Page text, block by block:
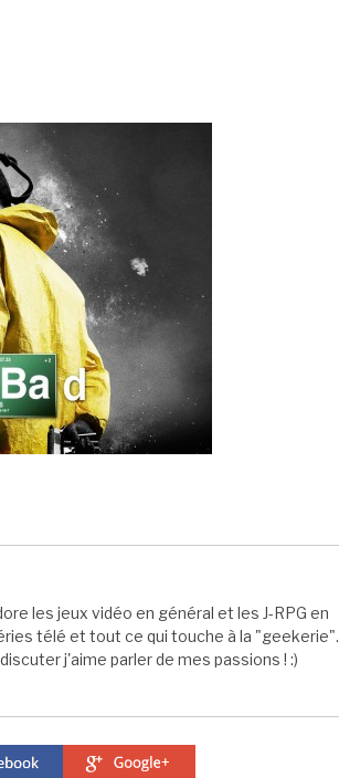
les jeux vidéo en général et les J-RPG en
télé et tout ce qui touche à la "geekerie".
j'aime parler de mes passions ! :)